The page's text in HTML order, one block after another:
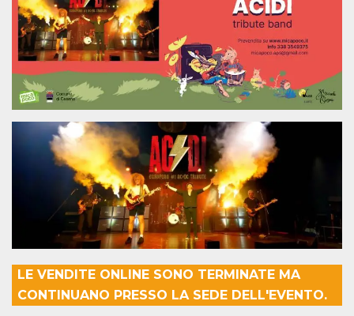
LE VENDITE ONLINE SONO TERMINATE MA
CONTINUANO PRESSO LA SEDE DELL'EVENTO.
Nome
Provider /
Scadenza Descrizione
cf_clearance
Cloudflare,
Inc.
.oooh.events
1 anno
Clearance
Cookie from
stores the proof
of challenge
passed. It is
used to no
longer issue a
jschallenge
challenge if
present. It is
server.
wordpress_test_cookie
Automattic
Inc.
.oooh.events
Sessione
Cookie di
Wordpress,
verifica che il
cookie.
PHPSESSID
PHP.net
oooh.events
Sessione
Cookie
generato da
applicazioni